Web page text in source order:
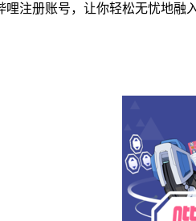
注册账号，让你轻松无忧地融